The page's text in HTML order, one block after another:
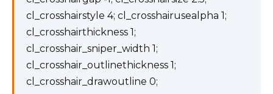
cl_crosshairstyle 4; cl_crosshairusealpha 1;
cl_crosshairthickness 1;
cl_crosshair_sniper_width 1;
cl_crosshair_outlinethickness 1;
cl_crosshair_drawoutline 0;